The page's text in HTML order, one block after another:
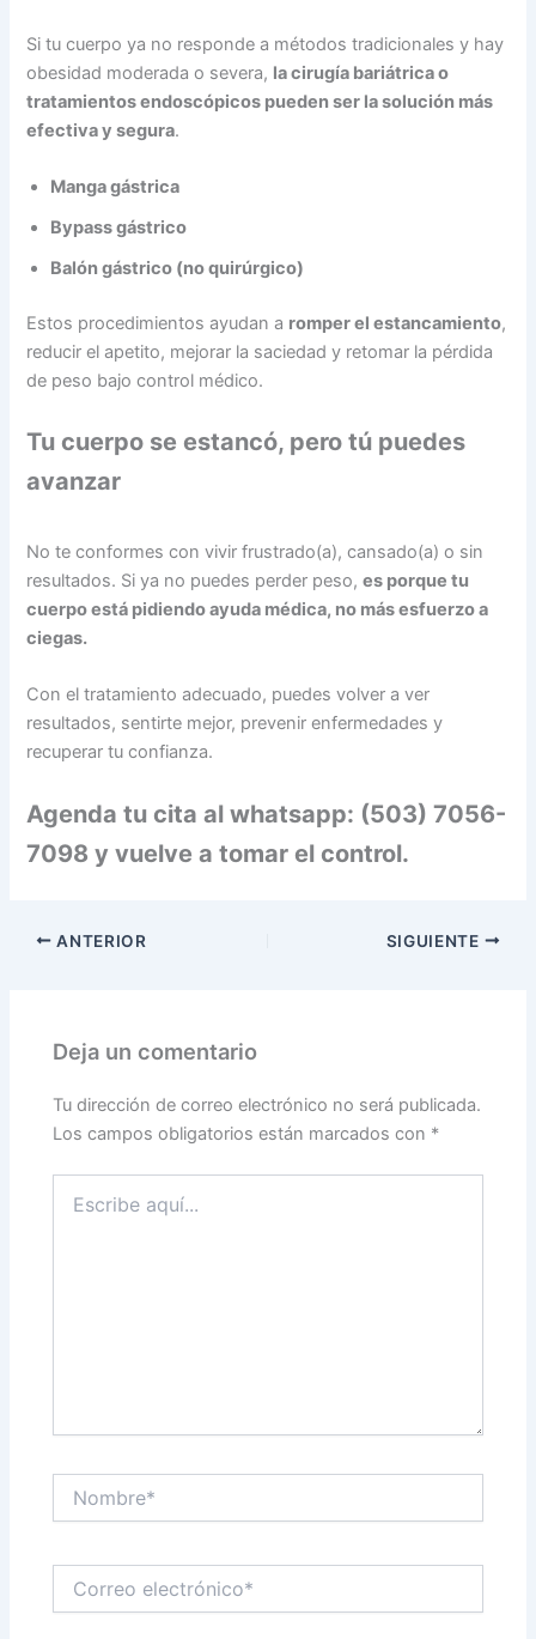
Si tu cuerpo ya no responde a métodos tradicionales y hay
obesidad moderada o severa, la cirugía bariátrica o
tratamientos endoscópicos pueden ser la solución más
efectiva y segura.
Manga gástrica
Bypass gástrico
Balón gástrico (no quirúrgico)
Estos procedimientos ayudan a romper el estancamiento,
reducir el apetito, mejorar la saciedad y retomar la pérdida
de peso bajo control médico.
Tu cuerpo se estancó, pero tú puedes
avanzar
No te conformes con vivir frustrado(a), cansado(a) o sin
resultados. Si ya no puedes perder peso,es porque tu
cuerpo está pidiendo ayuda médica, no más esfuerzo a
ciegas.
Con el tratamiento adecuado, puedes volver a ver
resultados, sentirte mejor, prevenir enfermedades y
recuperar tu confianza.
Agenda tu cita al whatsapp: (503) 7056-
7098y vuelve a tomar el control.
ANTERIOR SIGUIENTE
Deja un comentario
Tu dirección de correo electrónico no será publicada.
Los campos obligatorios están marcados con *
aquí...
electrónico*